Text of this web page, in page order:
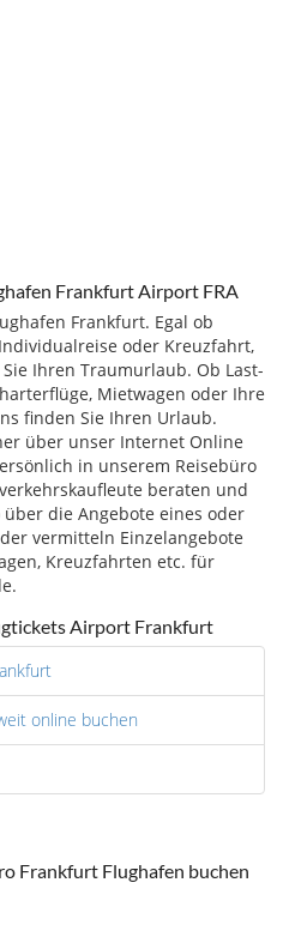
Frankfurt Airport FRA
Frankfurt. Egal ob
oder Kreuzfahrt,
Ihren Traumurlaub. Ob Last-
Mietwagen oder Ihre
finden Sie Ihren Urlaub.
über unser Internet Online
in unserem Reisebüro
beraten und
die Angebote eines oder
vermitteln Einzelangebote
Kreuzfahrten etc. für
Airport Frankfurt
online buchen
Frankfurt Flughafen buchen